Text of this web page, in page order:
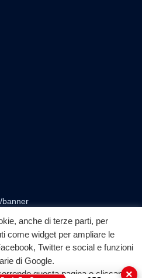
banner
◎ ▶
YouTube
anche di terze parti, per
come widget per ampliare le
Twitter e social e funzioni
di Google.
questa pagina o cliccando
×